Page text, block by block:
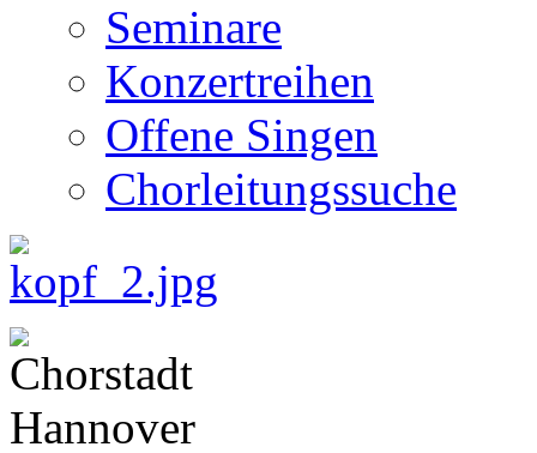
Seminare
Konzertreihen
Offene Singen
Chorleitungssuche